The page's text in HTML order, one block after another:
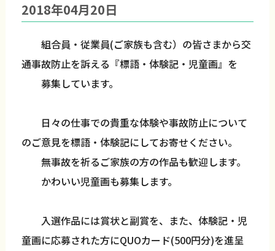
2018年04月20日
組合員・従業員(ご家族も含む）の皆さまから交
通事故防止を訴える『標語・体験記・児童画』を
募集しています。
日々の仕事での貴重な体験や事故防止について
のご意見を標語・体験記にしてお寄せください。
無事故を祈るご家族の方の作品も歓迎します。
かわいい児童画も募集します。
入選作品には賞状と副賞を、また、体験記・児
童画に応募された方にQUOカード(500円分)を進呈